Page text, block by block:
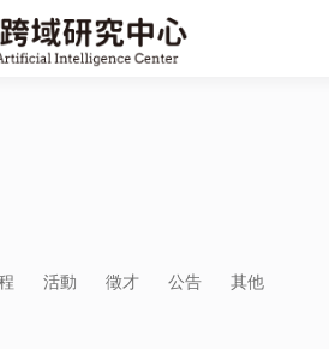
活動 徵才 公告 其他